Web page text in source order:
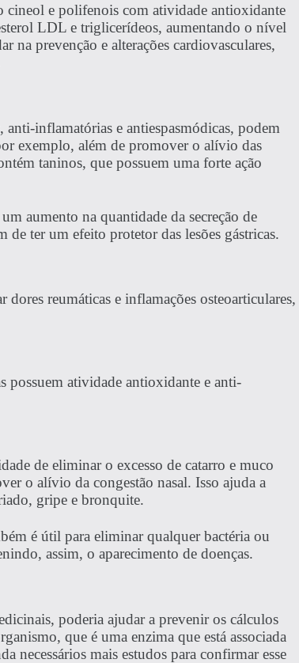
cineol e polifenois com atividade antioxidante
LDL e triglicerídeos, aumentando o nível
na prevenção e alterações cardiovasculares,
inflamatórias e antiespasmódicas, podem
exemplo, além de promover o alívio das
taninos, que possuem uma forte ação
aumento na quantidade da secreção de
ter um efeito protetor das lesões gástricas.
reumáticas e inflamações osteoarticulares,
possuem atividade antioxidante e anti-
de eliminar o excesso de catarro e muco
o alívio da congestão nasal. Isso ajuda a
gripe e bronquite.
é útil para eliminar qualquer bactéria ou
assim, o aparecimento de doenças.
poderia ajudar a prevenir os cálculos
que é uma enzima que está associada
necessários mais estudos para confirmar esse